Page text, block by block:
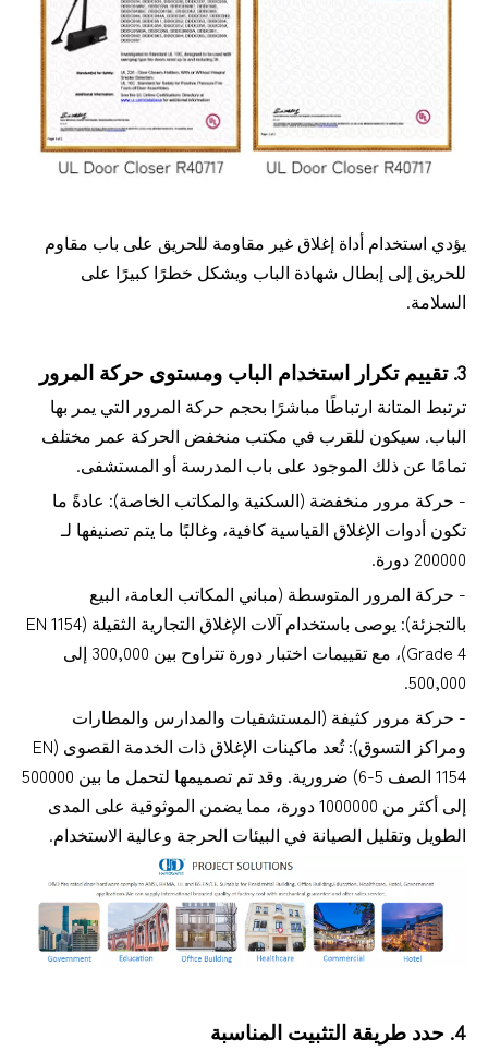
يؤدي استخدام أداة إغلاق غير مقاومة للحريق على باب مقاوم
للحريق إلى إبطال شهادة الباب ويشكل خطرًا كبيرًا على
السلامة.
3. تقييم تكرار استخدام الباب ومستوى حركة المرور
ترتبط المتانة ارتباطًا مباشرًا بحجم حركة المرور التي يمر بها
الباب. سيكون للقرب في مكتب منخفض الحركة عمر مختلف
تمامًا عن ذلك الموجود على باب المدرسة أو المستشفى.
- حركة مرور منخفضة (السكنية والمكاتب الخاصة): عادةً ما
تكون أدوات الإغلاق القياسية كافية، وغالبًا ما يتم تصنيفها لـ
200000 دورة.
- حركة المرور المتوسطة (مباني المكاتب العامة، البيع
بالتجزئة): يوصى باستخدام آلات الإغلاق التجارية الثقيلة (EN 1154
Grade 4)، مع تقييمات اختبار دورة تتراوح بين 300,000 إلى
500,000.
- حركة مرور كثيفة (المستشفيات والمدارس والمطارات
ومراكز التسوق): تُعد ماكينات الإغلاق ذات الخدمة القصوى (EN
1154 الصف 5-6) ضرورية. وقد تم تصميمها لتحمل ما بين 500000
إلى أكثر من 1000000 دورة، مما يضمن الموثوقية على المدى
الطويل وتقليل الصيانة في البيئات الحرجة وعالية الاستخدام.
4. حدد طريقة التثبيت المناسبة